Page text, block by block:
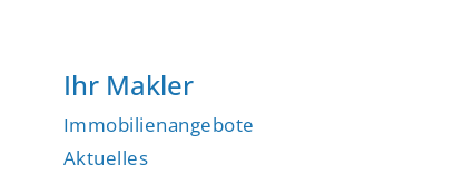
Ihr Makler
Immobilienangebote
Aktuelles